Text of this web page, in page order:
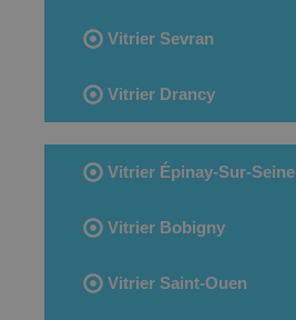
Vitrier Sevran
Vitrier Drancy
Vitrier Épinay-Sur-Seine
Vitrier Bobigny
Vitrier Saint-Ouen